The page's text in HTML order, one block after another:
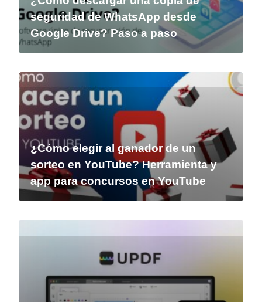
seguridad de WhatsApp desde
Google Drive? Paso a paso
¿Cómo elegir al ganador de un
sorteo en YouTube? Herramienta y
app para concursos en YouTube